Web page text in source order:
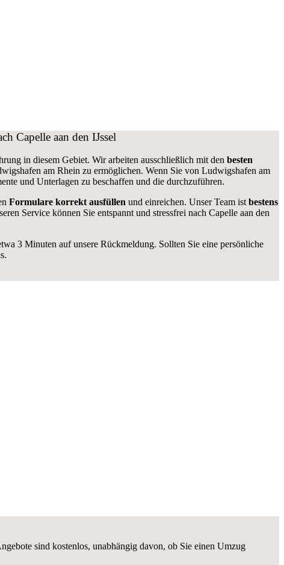
Capelle aan den IJssel
in diesem Gebiet. Wir arbeiten ausschließlich mit den besten
am Rhein zu ermöglichen. Wenn Sie von Ludwigshafen am
und Unterlagen zu beschaffen und die durchzuführen.
Formulare korrekt ausfüllen und einreichen. Unser Team ist bestens
Service können Sie entspannt und stressfrei nach Capelle aan den
3 Minuten auf unsere Rückmeldung. Sollten Sie eine persönliche
sind kostenlos, unabhängig davon, ob Sie einen Umzug